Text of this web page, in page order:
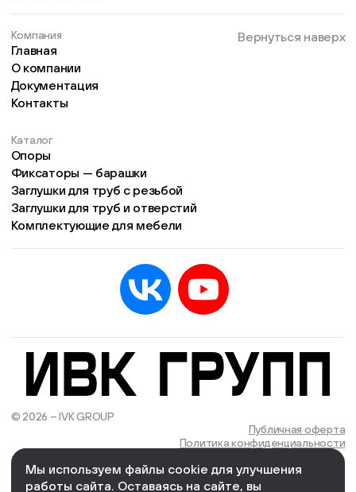
Компания
Главная
О компании
Документация
Контакты
Каталог
Опоры
Фиксаторы — барашки
Заглушки для труб с резьбой
Заглушки для труб и отверстий
Комплектующие для мебели
Вернуться наверх
© 2026 – IVK GROUP
Публичная оферта
Политика конфиденциальности
Cоздано и поддерживается в компании We Wizards
Мы используем файлы cookie для улучшения
работы сайта. Оставаясь на сайте, вы
Есть учётная запись? Войти